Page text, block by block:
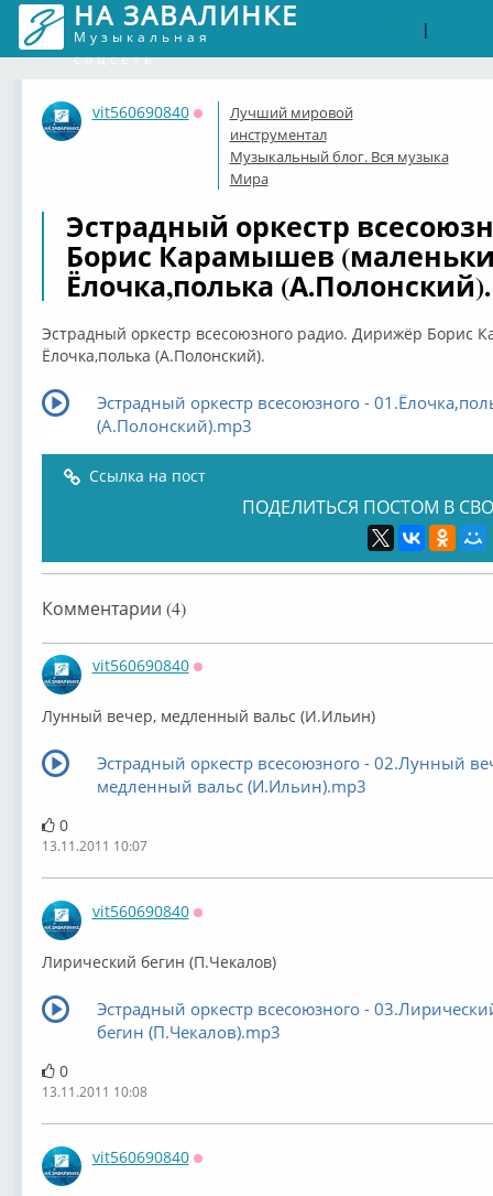
НА ЗАВАЛИНКЕ
Музыкальная
соцсеть
|
vit560690840
Оффлайн
Лучший мировой
инструментал
Музыкальный блог. Вся музыка
Мира
Эстрадный оркестр
Борис Карамышев
Ёлочка,полька (А.Полонский).
Эстрадный оркестр всесоюзного радио. Дирижёр Борис
Ёлочка,полька (А.Полонский).
Эстрадный оркестр всесоюзного -
(А.Полонский).mp3
Ссылка на пост
ПОДЕЛИТЬСЯ ПОСТОМ В
Комментарии (4)
vit560690840
Лунный вечер, медленный вальс (И.Ильин)
Эстрадный оркестр всесоюзного - 02.Лунный
медленный вальс (И.Ильин).mp3
0
13.11.2011 10:07
vit560690840
Лирический бегин (П.Чекалов)
Эстрадный оркестр всесоюзного -
бегин (П.Чекалов).mp3
0
13.11.2011 10:08
vit560690840